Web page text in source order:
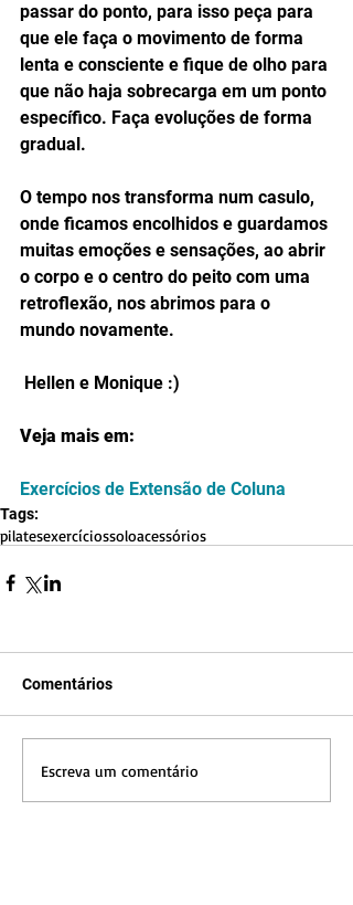
passar do ponto, para isso peça para
que ele faça o movimento de forma
lenta e consciente e fique de olho para
que não haja sobrecarga em um ponto
específico. Faça evoluções de forma
gradual.
O tempo nos transforma num casulo,
onde ficamos encolhidos e guardamos
muitas emoções e sensações, ao abrir
o corpo e o centro do peito com uma
retroflexão, nos abrimos para o
mundo novamente.
Hellen e Monique :)
Veja mais em:
Exercícios de Extensão de Coluna
Tags:
pilatesexercíciossoloacessórios
Comentários
Escreva um comentário